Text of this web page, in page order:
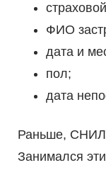
ФИО
дата и
пол;
дата
Раньше,
Занимался